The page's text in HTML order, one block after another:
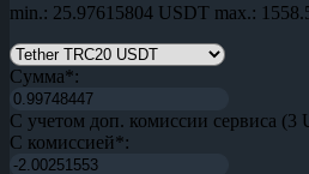
min.: 25.97615804 USDT max.:
Сумма*:
С учетом доп. комиссии сервиса (3
С комиссией*: